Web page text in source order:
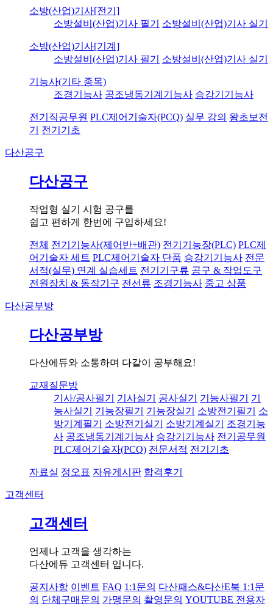
소방(산업)기사[전기]
소방설비(산업)기사 필기
소방설비(산업)기사 실기
소방(산업)기사[기계]
소방설비(산업)기사 필기
소방설비(산업)기사 실기
기능사(기타 종목)
조경기능사 공조냉동기계기능사 승강기기능사
전기직공무원 PLC제어기술자(PCQ) 실무 강의 왕초보전
기
전기기초
다산공구
다산공구
작업형 실기 시험 공구를
쉽고 편하게 한번에 구입하세요!
전체 전기기능사(제어반+배관) 전기기능장(PLC) PLC제
어기술자 세트 PLC제어기술자 단품 승강기기능사 전문
서적(실무) 연계 실습세트 전기기구류 공구 & 작업도구
전원장치 & 동작기구 전선류 조경기능사 중고 상품
다산공부방
다산공부방
다산에듀와 소통하며 다같이 공부해요!
교재질문방
기사/공사필기
기사실기 공사실기 기능사필기
기
능사실기
기능장필기 기능장실기 소방전기필기
소
방기계필기
소방전기실기 소방기계실기
조경기능
사 공조냉동기계기능사 승강기기능사 전기공무원
PLC제어기술자(PCQ) 전문서적 전기기초
자료실 정오표 자유게시판 합격후기
고객센터
고객센터
언제나 고객을 생각하는
다산에듀 고객센터 입니다.
공지사항 이벤트 FAQ 1:1문의 다산패스&다산E북 1:1문
의 단체구매문의 가맹문의 촬영문의 YOUTUBE 전용자